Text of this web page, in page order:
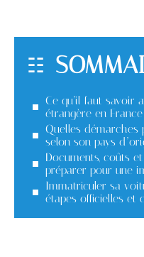
Ce qu’il faut savoir
étrangère en France
Quelles
selon son pays
Documents, coûts
préparer pour une
Immatriculer sa
étapes officielles et